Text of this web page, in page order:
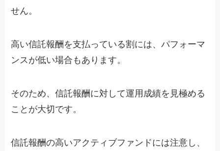
せん。
高い信託報酬を支払っている割には、パフォーマ
ンスが低い場合もあります。
そのため、信託報酬に対して運用成績を見極める
ことが大切です。
信託報酬の高いアクティブファンドには注意し、